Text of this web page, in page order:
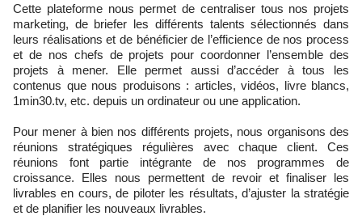
Cette plateforme nous permet de centraliser tous nos projets
marketing, de briefer les différents talents sélectionnés dans
leurs réalisations et de bénéficier de l’efficience de nos process
et de nos chefs de projets pour coordonner l’ensemble des
projets à mener. Elle permet aussi d’accéder à tous les
contenus que nous produisons : articles, vidéos, livre blancs,
1min30.tv, etc. depuis un ordinateur ou une application.
Pour mener à bien nos différents projets, nous organisons des
réunions stratégiques régulières avec chaque client. Ces
réunions font partie intégrante de nos programmes de
croissance. Elles nous permettent de revoir et finaliser les
livrables en cours, de piloter les résultats, d’ajuster la stratégie
et de planifier les nouveaux livrables.